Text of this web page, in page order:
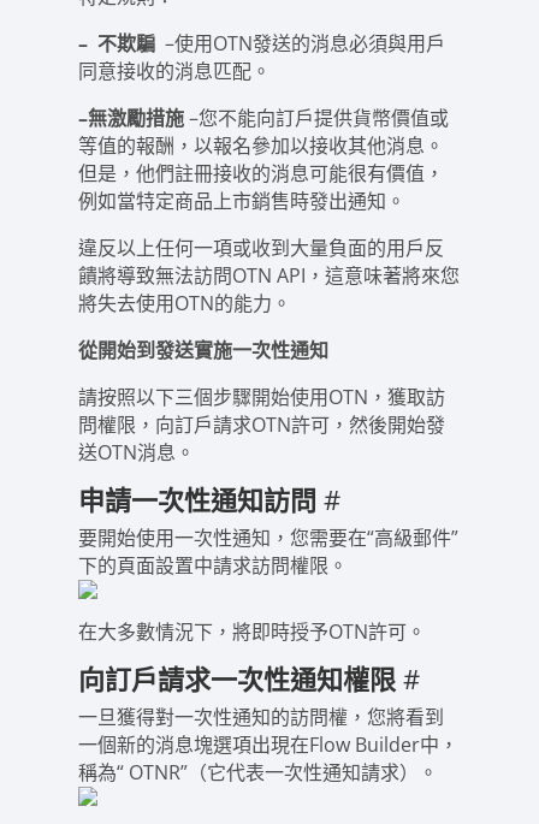
– 不欺騙 –使用OTN發送的消息必須與用戶
同意接收的消息匹配。
–無激勵措施–您不能向訂戶提供貨幣價值或
等值的報酬，以報名參加以接收其他消息。
但是，他們註冊接收的消息可能很有價值，
例如當特定商品上市銷售時發出通知。
違反以上任何一項或收到大量負面的用戶反
饋將導致無法訪問OTN API，這意味著將來您
將失去使用OTN的能力。
從開始到發送實施一次性通知
請按照以下三個步驟開始使用OTN，獲取訪
問權限，向訂戶請求OTN許可，然後開始發
送OTN消息。
申請一次性通知訪問 #
要開始使用一次性通知，您需要在“高級郵件”
下的頁面設置中請求訪問權限。
在大多數情況下，將即時授予OTN許可。
向訂戶請求一次性通知權限 #
一旦獲得對一次性通知的訪問權，您將看到
一個新的消息塊選項出現在Flow Builder中，
稱為“ OTNR”（它代表一次性通知請求）。